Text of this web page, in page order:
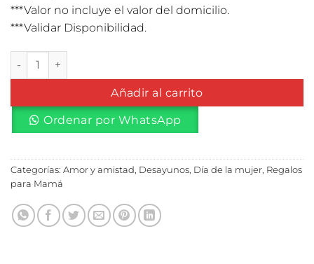
***Valor no incluye el valor del domicilio.
***Validar Disponibilidad.
Desayuno en caja cantidad
Añadir al carrito
Ordenar por WhatsApp
Categorías: Amor y amistad Desayunos Día de la mujer Regalos
para Mamá